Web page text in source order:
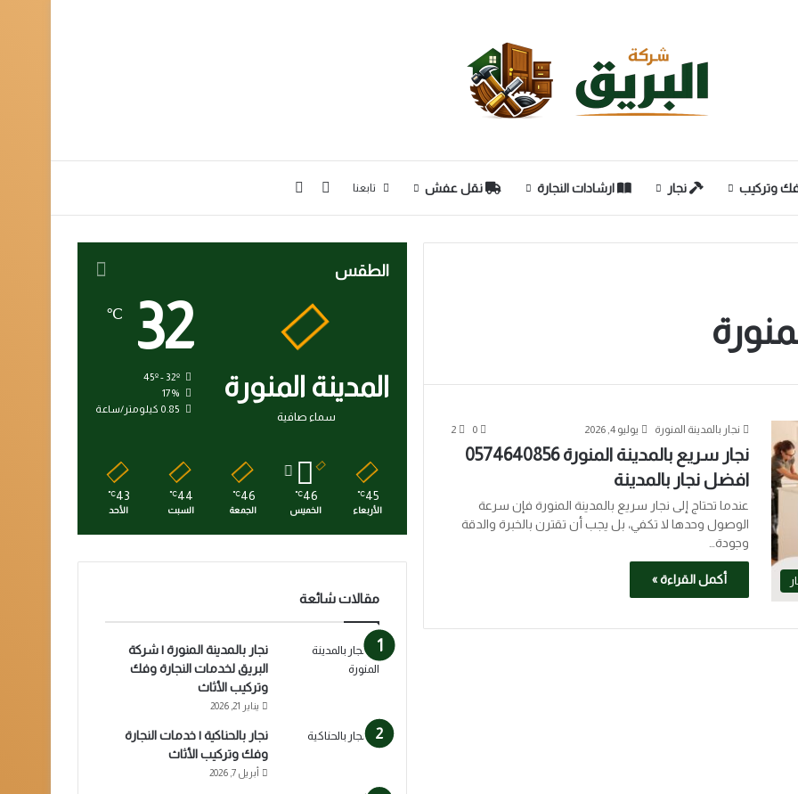
وتركيب نجار ارشادات النجارة نقل عفش تابعنا إضافة عمود جانبي
نجار بالمدينة المنورة يوليو 4, 2026 0
2
نجار سريع بالمدينة المنورة 0574640856
افضل نجار بالمدينة
عندما تحتاج إلى نجار سريع بالمدينة المنورة فإن سرعة
الوصول وحدها لا تكفي، بل يجب أن تقترن بالخبرة والدقة
وجودة…
أكمل القراءة »
الطقس
المدينة المنورة
سماء صافية
32
℃
45º - 32º
17%
0.85 كيلومتر/ساعة
45
℃
الأربعاء
46
℃
الخميس
46
℃
الجمعة
44
℃
السبت
43
℃
الأحد
مقالات شائعة
نجار بالمدينة المنورة | شركة
البريق لخدمات النجارة وفك
وتركيب الأثاث
يناير 21, 2026
نجار بالحناكية | خدمات النجارة
وفك وتركيب الأثاث
أبريل 7, 2026